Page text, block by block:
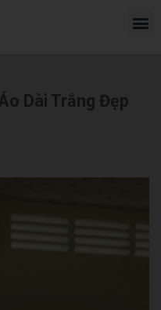
Dài Trắng Đẹp